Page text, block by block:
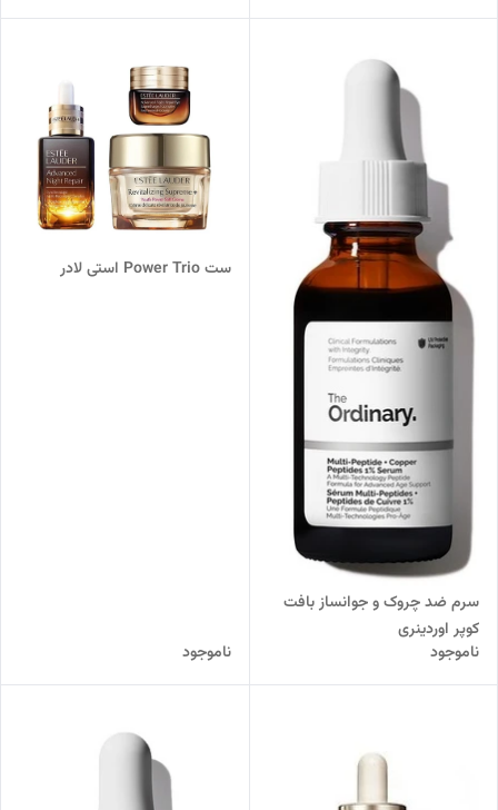
سرم ضد چروک و جوانساز بافت
کوپر اوردینری
ناموجود
ست Power Trio استی لادر
ناموجود